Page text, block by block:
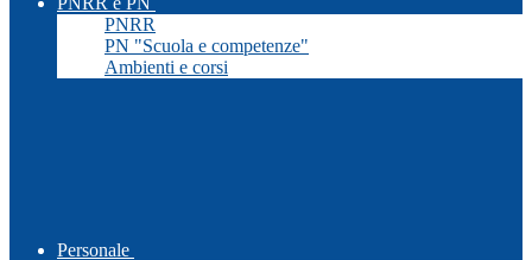
PNRR
PN "Scuola e competenze"
Ambienti e corsi
Personale